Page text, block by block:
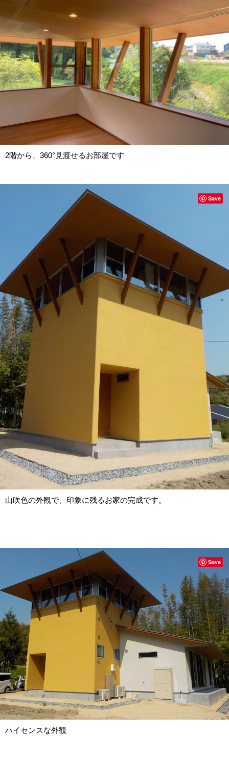
2階から、360°見渡せるお部屋です
山吹色の外観で、印象に残るお家の完成です。
Save
ハイセンスな外観
Save